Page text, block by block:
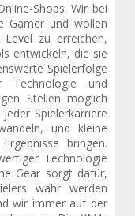
Shops. Wir bei
Gamer und wollen
zu erreichen,
entwickeln, die sie
Spielerfolge
und
Stellen möglich
Spielerkarriere
und kleine
bringen.
Technologie
Gear sorgt dafür,
wahr werden
wir immer auf der